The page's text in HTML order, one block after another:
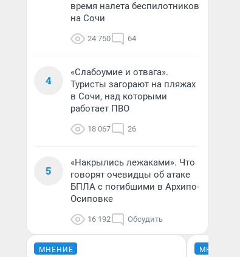
время налета беспилотников
на Сочи
24 750 64
4
«Слабоумие и отвага».
Туристы загорают на пляжах
в Сочи, над которыми
работает ПВО
18 067 26
5
«Накрылись лежаками». Что
говорят очевидцы об атаке
БПЛА с погибшими в Архипо-
Осиповке
16 192 Обсудить
МНЕНИЕ МНЕНИЕ